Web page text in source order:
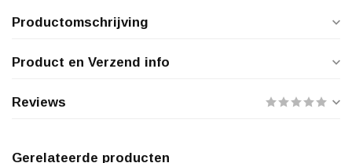
Productomschrijving
Product en Verzend info
Reviews
Gerelateerde producten